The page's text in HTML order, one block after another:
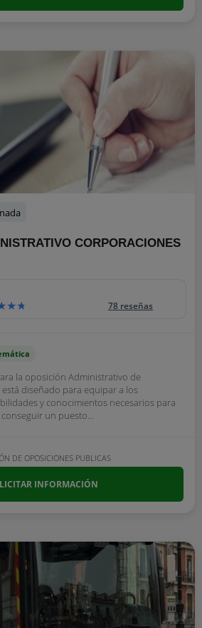
CORPORACIONES
78 reseñas
la oposición Administrativo de
está diseñado para equipar a los
y conocimientos necesarios para
un puesto...
DE OPOSICIONES PUBLICAS
INFORMACIÓN